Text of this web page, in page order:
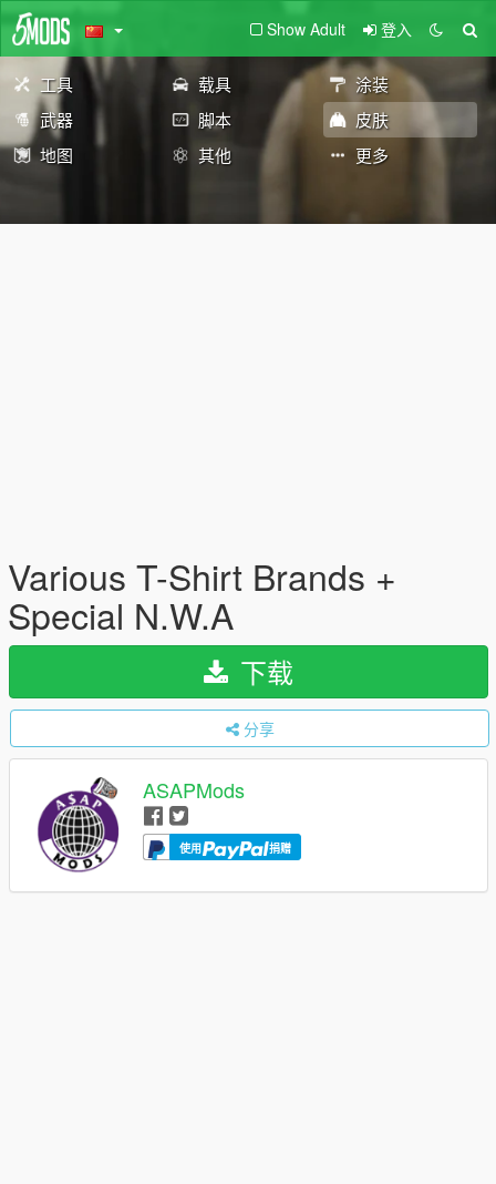
Show Adult 登入
工具 载具
涂装
武器
脚本
皮肤
地图
其他 更多
Various T-Shirt Brands +
Special N.W.A
下载
分享
ASAPMods
使用 捐赠